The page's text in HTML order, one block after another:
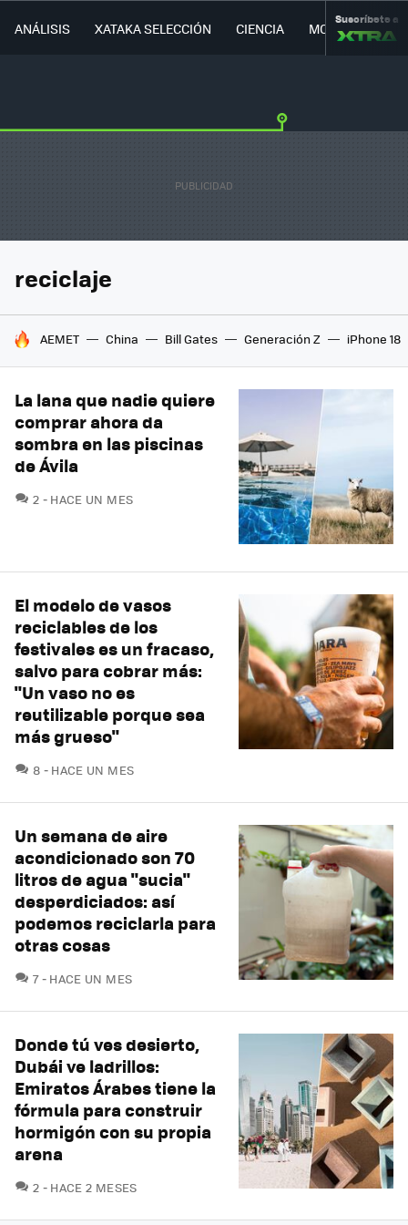
ANÁLISIS XATAKA SELECCIÓN CIENCIA MOVILIDAD
Suscríbete a
reciclaje
HOY SE HABLA DE
AEMET China Bill Gates Generación Z iPhone 18
La lana que nadie quiere
comprar ahora da
sombra en las piscinas
de Ávila
2 COMENTARIOS
HACE UN MES
El modelo de vasos
reciclables de los
festivales es un fracaso,
salvo para cobrar más:
"Un vaso no es
reutilizable porque sea
más grueso"
8 COMENTARIOS
HACE UN MES
Un semana de aire
acondicionado son 70
litros de agua "sucia"
desperdiciados: así
podemos reciclarla para
otras cosas
7COMENTARIOS
HACE UN MES
Donde tú ves desierto,
Dubái ve ladrillos:
Emiratos Árabes tiene la
fórmula para construir
hormigón con su propia
arena
2 COMENTARIOS
HACE 2 MESES